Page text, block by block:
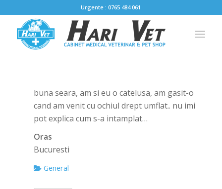
Urgente : 0765 484 061
buna seara, am si eu o catelusa, am gasit-o
cand am venit cu ochiul drept umflat.. nu imi
pot explica cum s-a intamplat…
Oras
Bucuresti
General